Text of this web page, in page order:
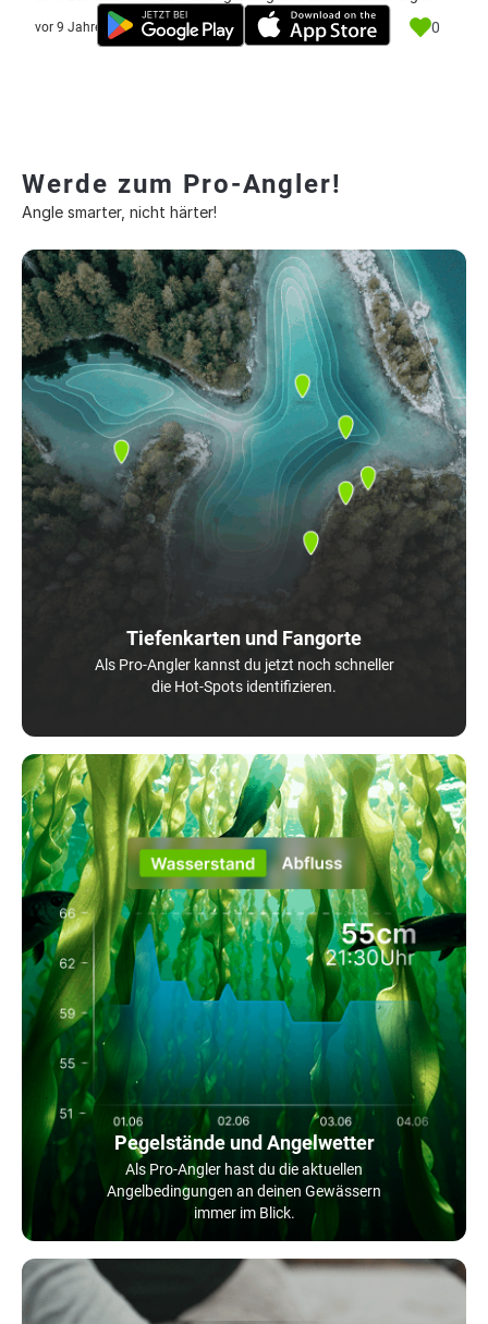
vor 9 Jahre 0
Werde zum Pro-Angler!
Angle smarter, nicht härter!
Tiefenkarten und Fangorte
Als Pro-Angler kannst du jetzt noch schneller
die Hot-Spots identifizieren.
Pegelstände und Angelwetter
Als Pro-Angler hast du die aktuellen
Angelbedingungen an deinen Gewässern
immer im Blick.